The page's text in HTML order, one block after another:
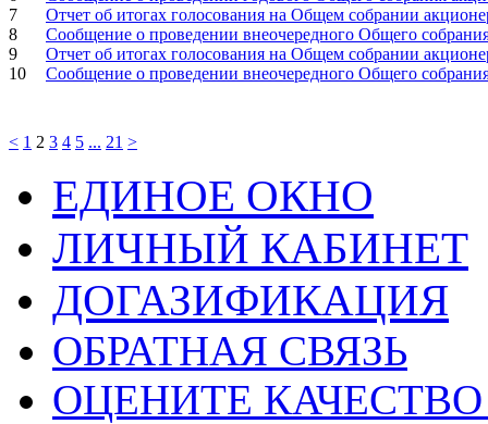
7
Отчет об итогах голосования на Общем собрании
8
Сообщение о проведении внеочередного Общего
9
Отчет об итогах голосования на Общем собрании
10
Сообщение о проведении внеочередного Общего
< 1 2 3 4 5 ... 21 >
ЕДИНОЕ ОКНО
ЛИЧНЫЙ КАБИНЕТ
ДОГАЗИФИКАЦИЯ
ОБРАТНАЯ СВЯЗЬ
ОЦЕНИТЕ